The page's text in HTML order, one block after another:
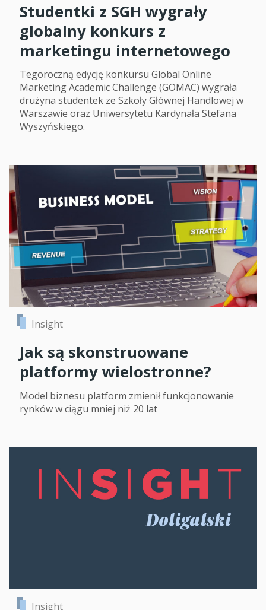
Studentki z SGH wygrały
globalny konkurs z
marketingu internetowego
Tegoroczną edycję konkursu Global Online
Marketing Academic Challenge (GOMAC) wygrała
drużyna studentek ze Szkoły Głównej Handlowej w
Warszawie oraz Uniwersytetu Kardynała Stefana
Wyszyńskiego.
Insight
Jak są skonstruowane
platformy wielostronne?
Model biznesu platform zmienił funkcjonowanie
rynków w ciągu mniej niż 20 lat
Insight